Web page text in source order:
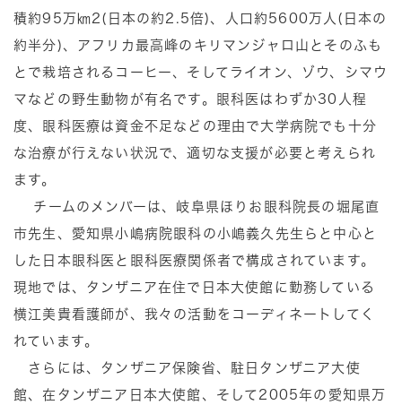
積約95万㎞2(日本の約2.5倍)、人口約5600万人(日本の
約半分)、アフリカ最高峰のキリマンジャロ山とそのふも
とで栽培されるコーヒー、そしてライオン、ゾウ、シマウ
マなどの野生動物が有名です。眼科医はわずか30人程
度、眼科医療は資金不足などの理由で大学病院でも十分
な治療が行えない状況で、適切な支援が必要と考えられ
ます。
チームのメンバーは、岐阜県ほりお眼科院長の堀尾直
市先生、愛知県小嶋病院眼科の小嶋義久先生らと中心と
した日本眼科医と眼科医療関係者で構成されています。
現地では、タンザニア在住で日本大使館に勤務している
横江美貴看護師が、我々の活動をコーディネートしてく
れています。
さらには、タンザニア保険省、駐日タンザニア大使
館、在タンザニア日本大使館、そして2005年の愛知県万